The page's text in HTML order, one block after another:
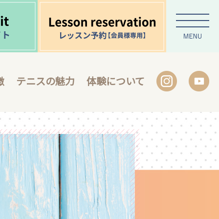
テニスの魅力 体験について